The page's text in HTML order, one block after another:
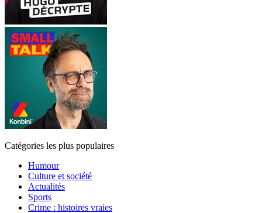
Catégories les plus populaires
Humour
Culture et société
Actualités
Sports
Crime : histoires vraies